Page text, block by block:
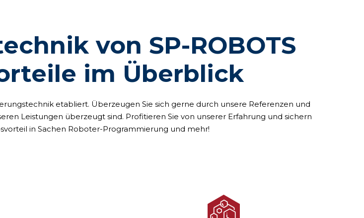
von SP-ROBOTS
im Überblick
etabliert. Überzeugen Sie sich gerne durch unsere Referenzen und
Leistungen überzeugt sind. Profitieren Sie von unserer Erfahrung und sichern
in Sachen Roboter-Programmierung und mehr!